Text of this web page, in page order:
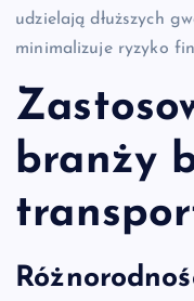
udzielają dłuższych
minimalizuje ryzyko
branży